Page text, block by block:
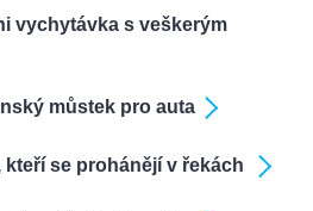
vychytávka s veškerým
můstek pro auta
se prohánějí v řekách